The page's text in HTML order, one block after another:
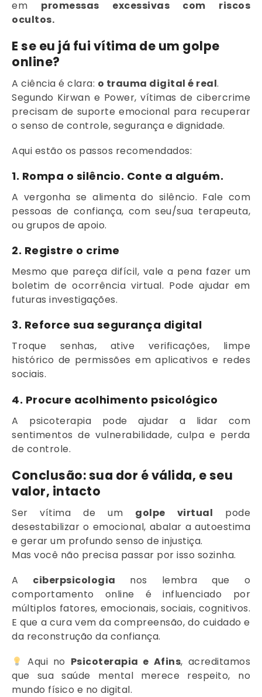
em promessas excessivas com riscos
ocultos.
E se eu já fui vítima de um golpe
online?
A ciência é clara: o trauma digital é real.
Segundo Kirwan e Power, vítimas de cibercrime
precisam de suporte emocional para recuperar
o senso de controle, segurança e dignidade.
Aqui estão os passos recomendados:
1. Rompa o silêncio. Conte a alguém.
A vergonha se alimenta do silêncio. Fale com
pessoas de confiança, com seu/sua terapeuta,
ou grupos de apoio.
2. Registre o crime
Mesmo que pareça difícil, vale a pena fazer um
boletim de ocorrência virtual. Pode ajudar em
futuras investigações.
3. Reforce sua segurança digital
Troque senhas, ative verificações, limpe
histórico de permissões em aplicativos e redes
sociais.
4. Procure acolhimento psicológico
A psicoterapia pode ajudar a lidar com
sentimentos de vulnerabilidade, culpa e perda
de controle.
Conclusão: sua dor é válida, e seu
valor, intacto
Ser vítima de um golpe virtual pode
desestabilizar o emocional, abalar a autoestima
e gerar um profundo senso de injustiça.
Mas você não precisa passar por isso sozinha.
A ciberpsicologia nos lembra que o
comportamento online é influenciado por
múltiplos fatores, emocionais, sociais, cognitivos.
E que a cura vem da compreensão, do cuidado e
da reconstrução da confiança.
Aqui no Psicoterapia e Afins, acreditamos
que sua saúde mental merece respeito, no
mundo físico e no digital.